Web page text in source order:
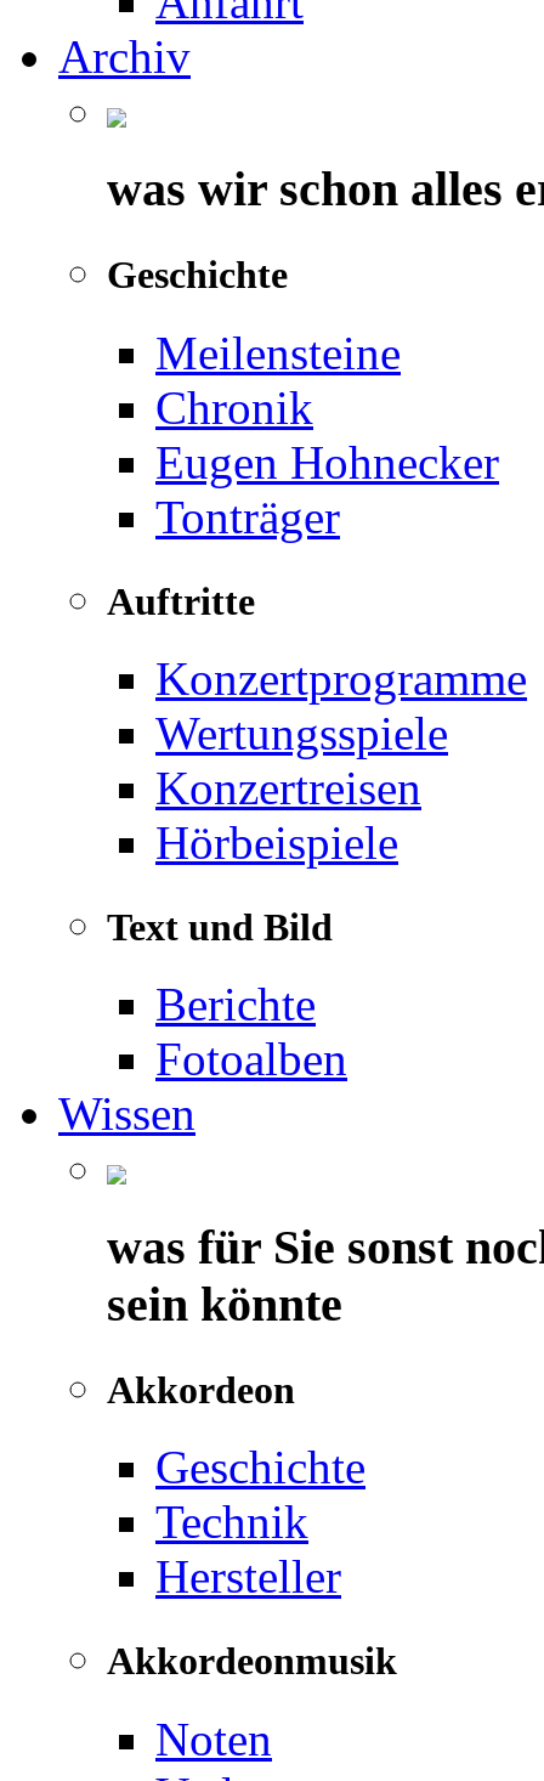
Archiv
was wir schon alles
Geschichte
Meilensteine
Chronik
Eugen Hohnecker
Tonträger
Auftritte
Konzertprogramme
Wertungsspiele
Konzertreisen
Hörbeispiele
Text und Bild
Berichte
Fotoalben
Wissen
was für Sie sonst
sein könnte
Akkordeon
Geschichte
Technik
Hersteller
Akkordeonmusik
Noten